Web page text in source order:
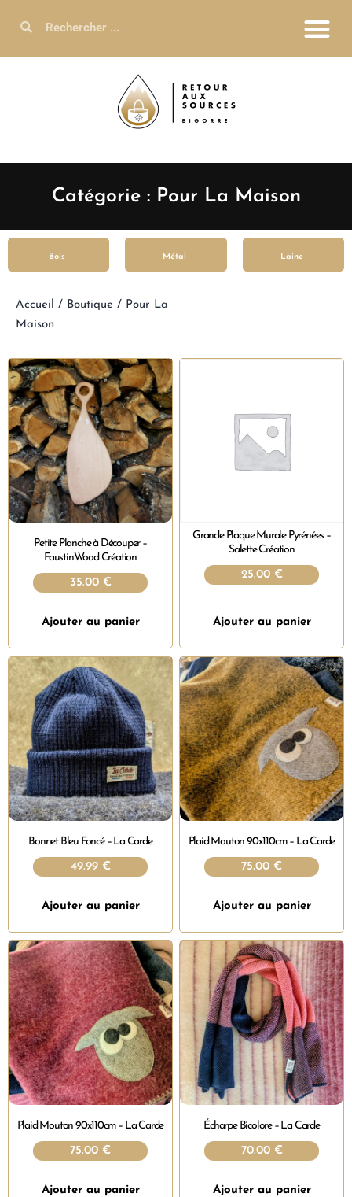
Catégorie : Pour La Maison
Bois Métal Laine
Accueil / Boutique / Pour La
Maison
Petite Planche à Découper –
FaustinWood Création
35.00 €
Ajouter au panier
Grande Plaque Murale Pyrénées –
Salette Création
25.00 €
Ajouter au panier
Bonnet Bleu Foncé – La Carde
49.99 €
Ajouter au panier
Plaid Mouton 90x110cm – La Carde
75.00 €
Ajouter au panier
Plaid Mouton 90x110cm – La Carde
75.00 €
Ajouter au panier
Écharpe Bicolore – La Carde
70.00 €
Ajouter au panier